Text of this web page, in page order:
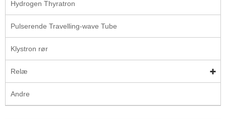
Hydrogen Thyratron
Pulserende Travelling-wave Tube
Klystron rør
Relæ
Andre